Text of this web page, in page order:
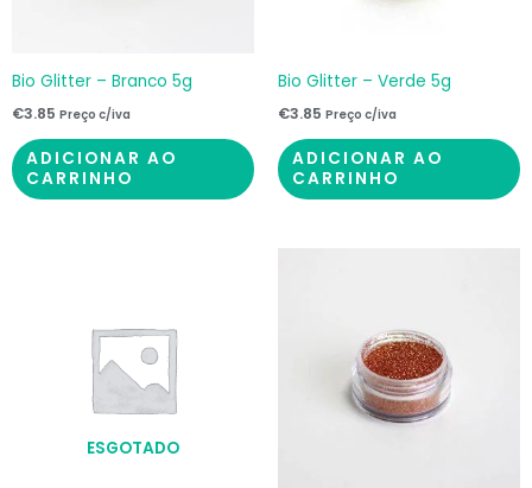
Bio Glitter – Branco 5g
€3.85 Preço c/iva
ADICIONAR AO
CARRINHO
Bio Glitter – Verde 5g
€3.85 Preço c/iva
ADICIONAR AO
CARRINHO
ESGOTADO